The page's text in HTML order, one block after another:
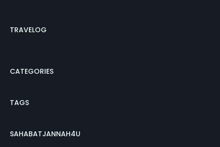
TRAVELOG
CATEGORIES
TAGS
SAHABATJANNAH4U